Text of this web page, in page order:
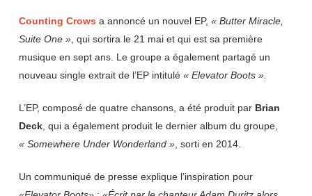
Counting Crows a annoncé un nouvel EP, « Butter Miracle,
Suite One », qui sortira le 21 mai et qui est sa première
musique en sept ans. Le groupe a également partagé un
nouveau single extrait de l’EP intitulé « Elevator Boots ».
L’EP, composé de quatre chansons, a été produit par Brian
Deck, qui a également produit le dernier album du groupe,
« Somewhere Under Wonderland », sorti en 2014.
Un communiqué de presse explique l’inspiration pour